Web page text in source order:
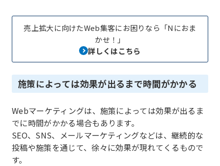
売上拡大に向けたWeb集客にお困りなら「Nにおま
かせ！」
詳しくはこちら
施策によっては効果が出るまで時間がかかる
Webマーケティングは、施策によっては効果が出るま
でに時間がかかる場合もあります。
SEO、SNS、メールマーケティングなどは、継続的な
投稿や施策を通じて、徐々に効果が現れてくるもので
す。